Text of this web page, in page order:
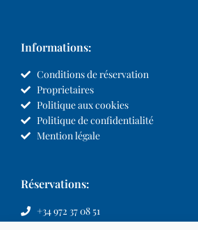
Informations:
Conditions de réservation
Proprietaires
Politique aux cookies
Politique de confidentialité
Mention légale
Réservations:
+34 972 37 08 51